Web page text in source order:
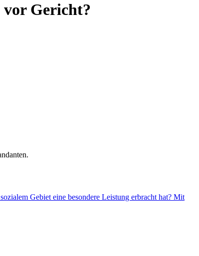
vor Gericht?
Gebiet eine besondere Leistung erbracht hat? Mit